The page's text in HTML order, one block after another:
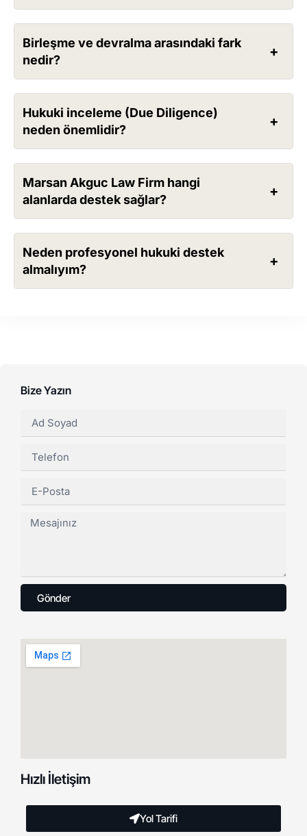
Birleşme ve devralma arasındaki fark
nedir?
Hukuki inceleme (Due Diligence)
neden önemlidir?
Marsan Akguc Law Firm hangi
alanlarda destek sağlar?
Neden profesyonel hukuki destek
almalıyım?
Bize Yazın
Gönder
Hızlı İletişim
Yol Tarifi